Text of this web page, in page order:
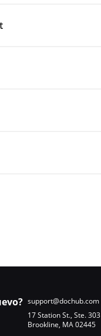
support@dochub.com
17 Station St., Ste. 303
Brookline, MA 02445